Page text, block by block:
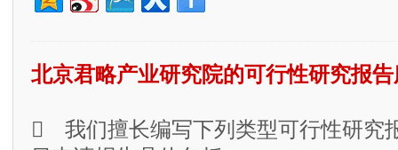
北京君略产业研究院的可行性研究报
 我们擅长编写下列类型可行性研究